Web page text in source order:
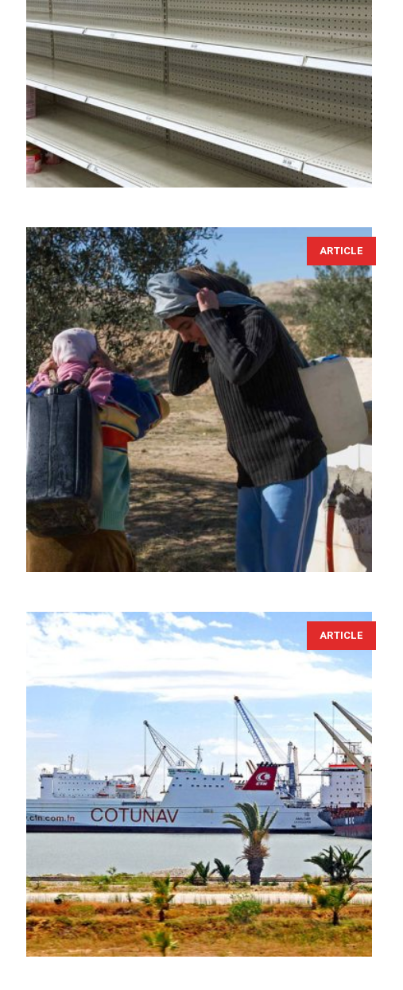
ARTICLE
ARTICLE